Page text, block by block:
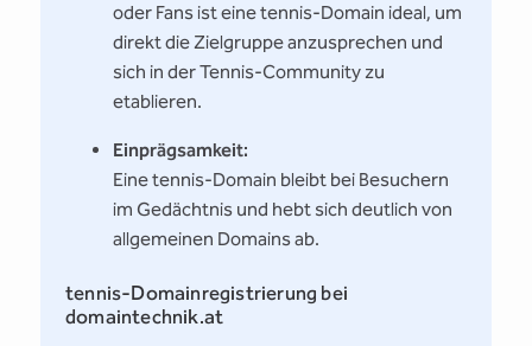
oder Fans ist eine tennis-Domain ideal, um
direkt die Zielgruppe anzusprechen und
sich in der Tennis-Community zu
etablieren.
Einprägsamkeit:
Eine tennis-Domain bleibt bei Besuchern
im Gedächtnis und hebt sich deutlich von
allgemeinen Domains ab.
tennis-Domainregistrierung bei
domaintechnik.at